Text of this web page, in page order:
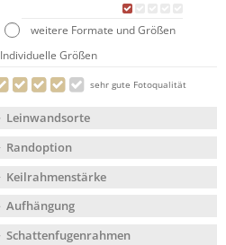
weitere Formate und Größen
Individuelle Größen
sehr gute Fotoqualität
Leinwandsorte
Randoption
Keilrahmenstärke
Aufhängung
Schattenfugenrahmen